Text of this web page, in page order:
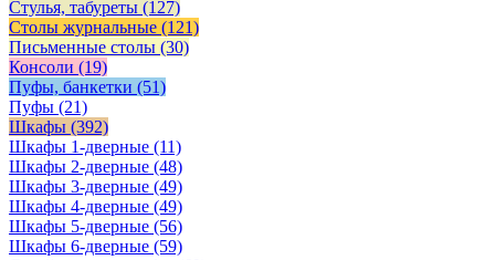
Стулья, табуреты (127)
Столы журнальные (121)
Письменные столы (30)
Консоли (19)
Пуфы, банкетки (51)
Пуфы (21)
Шкафы (392)
Шкафы 1-дверные (11)
Шкафы 2-дверные (48)
Шкафы 3-дверные (49)
Шкафы 4-дверные (49)
Шкафы 5-дверные (56)
Шкафы 6-дверные (59)